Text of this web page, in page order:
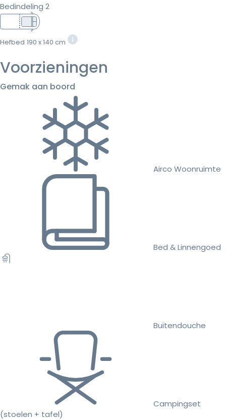
Bedindeling 2
Hefbed 190 x 140 cm
Voorzieningen
Gemak aan boord
Airco Woonruimte
Bed & Linnengoed
Buitendouche
Campingset
(stoelen + tafel)